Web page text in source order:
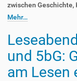
zwischen Geschichte,
Mehr…
und 5bG:
am Lesen